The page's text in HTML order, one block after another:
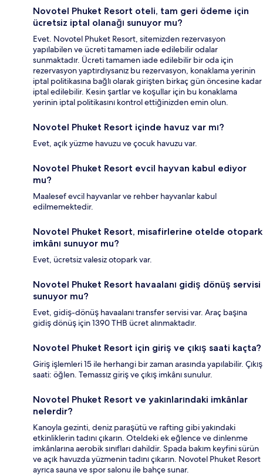
Novotel Phuket Resort oteli, tam geri ödeme için
ücretsiz iptal olanağı sunuyor mu?
Evet. Novotel Phuket Resort, sitemizden rezervasyon
yapılabilen ve ücreti tamamen iade edilebilir odalar
sunmaktadır. Ücreti tamamen iade edilebilir bir oda için
rezervasyon yaptırdıysanız bu rezervasyon, konaklama yerinin
iptal politikasına bağlı olarak girişten birkaç gün öncesine kadar
iptal edilebilir. Kesin şartlar ve koşullar için bu konaklama
yerinin iptal politikasını kontrol ettiğinizden emin olun.
Novotel Phuket Resort içinde havuz var mı?
Evet, açık yüzme havuzu ve çocuk havuzu var.
Novotel Phuket Resort evcil hayvan kabul ediyor
mu?
Maalesef evcil hayvanlar ve rehber hayvanlar kabul
edilmemektedir.
Novotel Phuket Resort, misafirlerine otelde otopark
imkânı sunuyor mu?
Evet, ücretsiz valesiz otopark var.
Novotel Phuket Resort havaalanı gidiş dönüş servisi
sunuyor mu?
Evet, gidiş-dönüş havaalanı transfer servisi var. Araç başına
gidiş dönüş için 1390 THB ücret alınmaktadır.
Novotel Phuket Resort için giriş ve çıkış saati kaçta?
Giriş işlemleri 15 ile herhangi bir zaman arasında yapılabilir. Çıkış
saati: öğlen. Temassız giriş ve çıkış imkânı sunulur.
Novotel Phuket Resort ve yakınlarındaki imkânlar
nelerdir?
Kanoyla gezinti, deniz paraşütü ve rafting gibi yakındaki
etkinliklerin tadını çıkarın. Oteldeki ek eğlence ve dinlenme
imkânlarına aerobik sınıfları dahildir. Spada bakım keyfini sürün
ve açık havuzda yüzmenin tadını çıkarın. Novotel Phuket Resort
ayrıca sauna ve spor salonu ile bahçe sunar.